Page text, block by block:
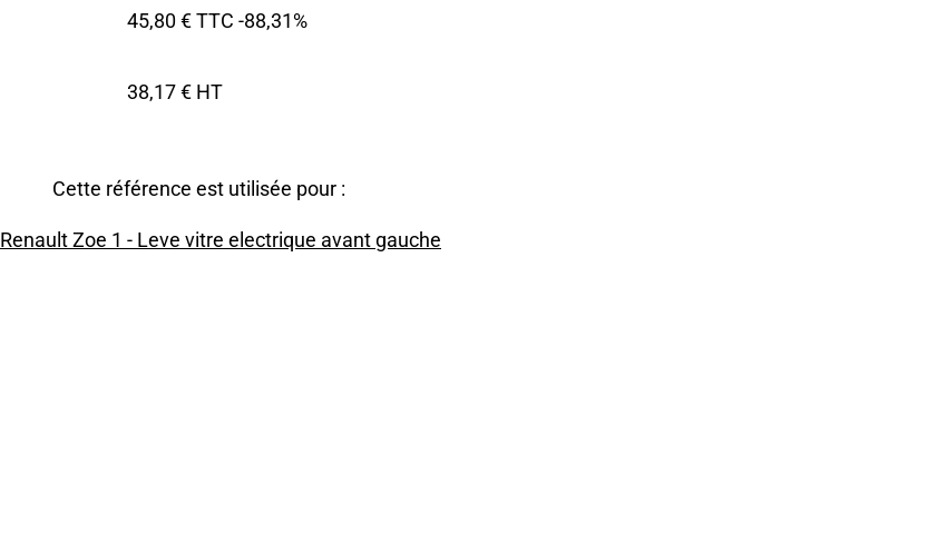
45,80 € TTC -88,31%
38,17 € HT
Cette référence est utilisée pour :
Renault Zoe 1 - Leve vitre electrique avant gauche